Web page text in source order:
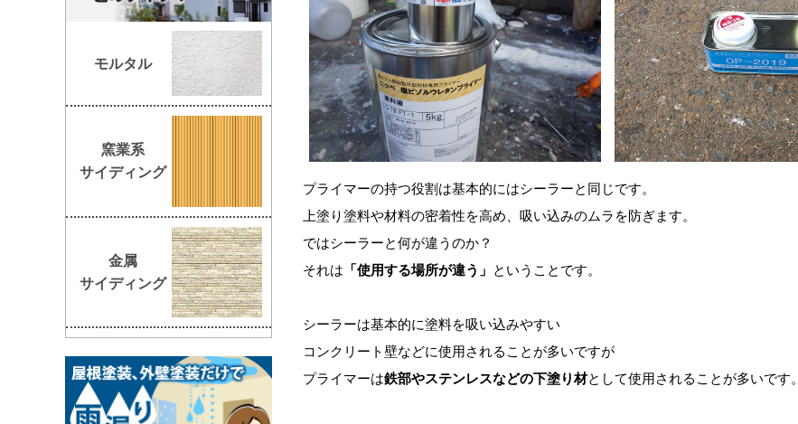
プライマーの持つ役割は基本的にはシーラーと同じです。
上塗り塗料や材料の密着性を高め、吸い込みのムラを防ぎます。
ではシーラーと何が違うのか？
それは 「使用する場所が違う」 ということです。
シーラーは基本的に塗料を吸い込みやすい
コンクリート壁などに使用されることが多いですが
プライマーは鉄部やステンレスなどの下塗り材として使用されることが多いです。
モルタル
窯業系
サイディング
金属
サイディング